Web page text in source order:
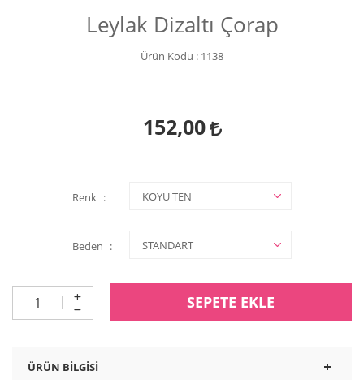
Leylak Dizaltı Çorap
Ürün Kodu : 1138
152,00
Renk
Beden
SEPETE EKLE
ÜRÜN BILGISI